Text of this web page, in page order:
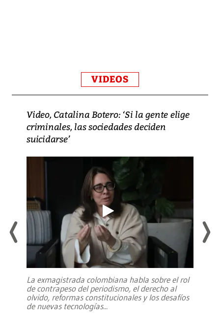
VIDEOS
Video, Catalina Botero: ‘Si la gente elige
criminales, las sociedades deciden
suicidarse’
La exmagistrada colombiana habla sobre el rol
de contrapeso del periodismo, el derecho al
olvido, reformas constitucionales y los desafíos
de nuevas tecnologías...